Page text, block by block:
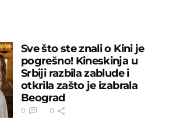
Sve što ste znali o Kini je
pogrešno! Kineskinja u
Srbiji razbila zablude i
otkrila zašto je izabrala
Beograd
0 0